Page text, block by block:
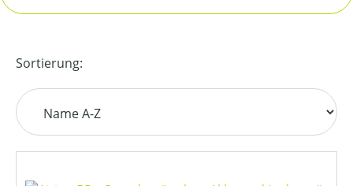
Sortierung: